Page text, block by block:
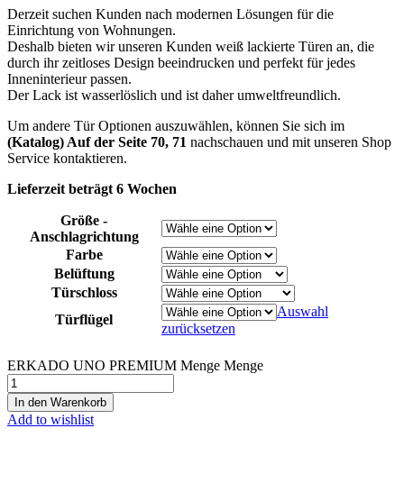
Derzeit suchen Kunden nach modernen Lösungen für die
Einrichtung von Wohnungen.
Deshalb bieten wir unseren Kunden weiß lackierte Türen an, die
durch ihr zeitloses Design beeindrucken und perfekt für jedes
Inneninterieur passen.
Der Lack ist wasserlöslich und ist daher umweltfreundlich.
Um andere Tür Optionen auszuwählen, können Sie sich im
(Katalog) Auf der Seite 70, 71 nachschauen und mit unseren Shop
Service kontaktieren.
Lieferzeit beträgt 6 Wochen
Größe -
Anschlagrichtung
Farbe
Belüftung
Türschloss
Türflügel
Auswahl
zurücksetzen
ERKADO UNO PREMIUM Menge Menge
In den Warenkorb
Add to wishlist